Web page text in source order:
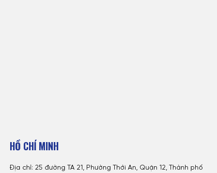
HỒ CHÍ MINH
Địa chỉ: 25 đường TA 21, Phường Thới An, Quận 12, Thành phố